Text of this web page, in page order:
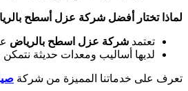
لماذا تختار أفضل شركة عزل أسطح
تعتمد شركة عزل اسطح بالرياض
لديها أساليب ومعدات حديثة
تعرف على خدماتنا المميزة من شركة